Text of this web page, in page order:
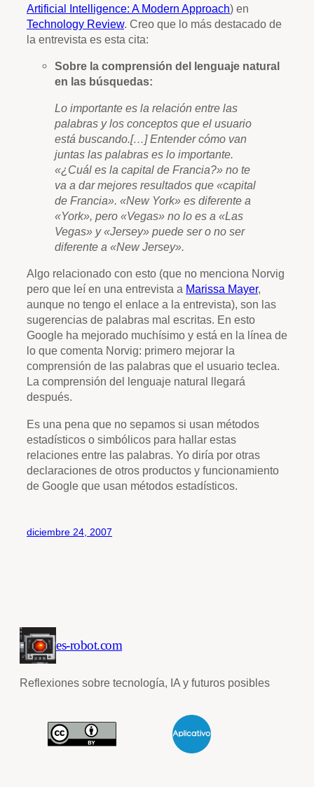
Artificial Intelligence: A Modern Approach) en
Technology Review. Creo que lo más destacado de
la entrevista es esta cita:
Sobre la comprensión del lenguaje natural
en las búsquedas:
Lo importante es la relación entre las
palabras y los conceptos que el usuario
está buscando.[…] Entender cómo van
juntas las palabras es lo importante.
«¿Cuál es la capital de Francia?» no te
va a dar mejores resultados que «capital
de Francia». «New York» es diferente a
«York», pero «Vegas» no lo es a «Las
Vegas» y «Jersey» puede ser o no ser
diferente a «New Jersey».
Algo relacionado con esto (que no menciona Norvig
pero que leí en una entrevista a Marissa Mayer,
aunque no tengo el enlace a la entrevista), son las
sugerencias de palabras mal escritas. En esto
Google ha mejorado muchísimo y está en la línea de
lo que comenta Norvig: primero mejorar la
comprensión de las palabras que el usuario teclea.
La comprensión del lenguaje natural llegará
después.
Es una pena que no sepamos si usan métodos
estadísticos o simbólicos para hallar estas
relaciones entre las palabras. Yo diría por otras
declaraciones de otros productos y funcionamiento
de Google que usan métodos estadísticos.
diciembre 24, 2007
es-robot.com
Reflexiones sobre tecnología, IA y futuros posibles